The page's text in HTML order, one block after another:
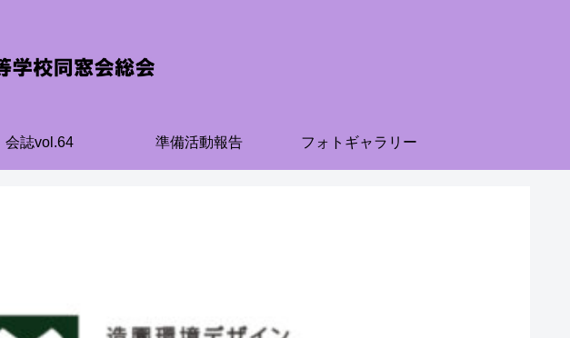
会誌vol.64 準備活動報告 フォトギャラリー